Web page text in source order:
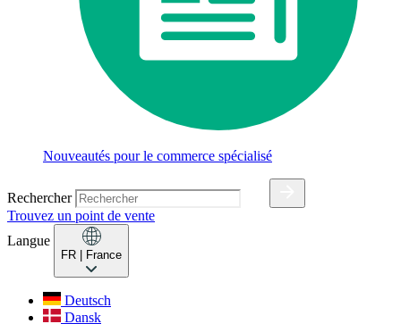
Nouveautés pour le commerce spécialisé
Rechercher
Trouvez un point de vente
Langue
FR | France
Deutsch
Dansk